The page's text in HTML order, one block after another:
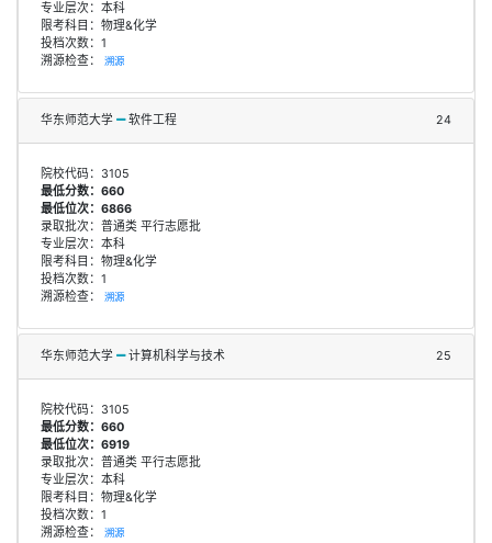
专业层次：本科
限考科目：物理&化学
投档次数：1
溯源检查： 溯源
华东师范大学 软件工程 24
院校代码：3105
最低分数：660
最低位次：6866
录取批次：普通类 平行志愿批
专业层次：本科
限考科目：物理&化学
投档次数：1
溯源检查： 溯源
华东师范大学 计算机科学与技术 25
院校代码：3105
最低分数：660
最低位次：6919
录取批次：普通类 平行志愿批
专业层次：本科
限考科目：物理&化学
投档次数：1
溯源检查： 溯源